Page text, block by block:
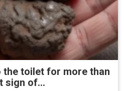
the toilet for more than
sign of...